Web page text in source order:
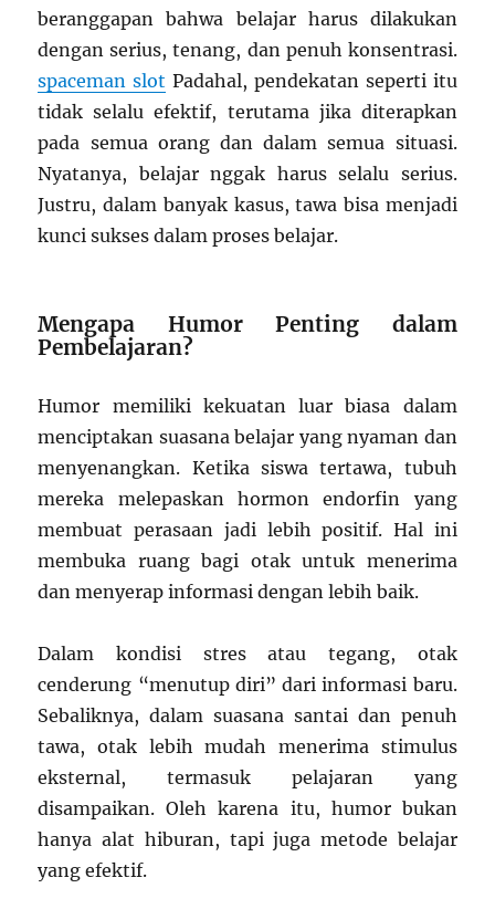
beranggapan bahwa belajar harus dilakukan
dengan serius, tenang, dan penuh konsentrasi.
spaceman slot Padahal, pendekatan seperti itu
tidak selalu efektif, terutama jika diterapkan
pada semua orang dan dalam semua situasi.
Nyatanya, belajar nggak harus selalu serius.
Justru, dalam banyak kasus, tawa bisa menjadi
kunci sukses dalam proses belajar.
Mengapa Humor Penting dalam
Pembelajaran?
Humor memiliki kekuatan luar biasa dalam
menciptakan suasana belajar yang nyaman dan
menyenangkan. Ketika siswa tertawa, tubuh
mereka melepaskan hormon endorfin yang
membuat perasaan jadi lebih positif. Hal ini
membuka ruang bagi otak untuk menerima
dan menyerap informasi dengan lebih baik.
Dalam kondisi stres atau tegang, otak
cenderung “menutup diri” dari informasi baru.
Sebaliknya, dalam suasana santai dan penuh
tawa, otak lebih mudah menerima stimulus
eksternal, termasuk pelajaran yang
disampaikan. Oleh karena itu, humor bukan
hanya alat hiburan, tapi juga metode belajar
yang efektif.